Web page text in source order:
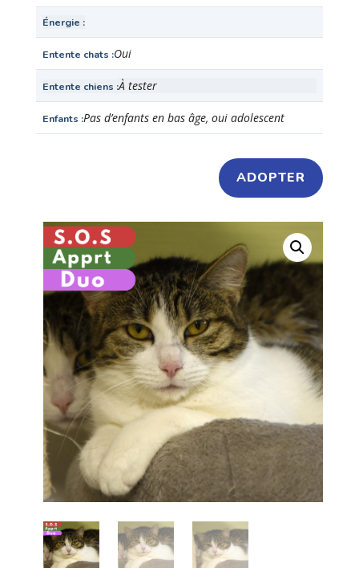
Énergie
Entente chats Oui
Entente chiens À tester
Enfants Pas d’enfants en bas âge, oui adolescent
ADOPTER